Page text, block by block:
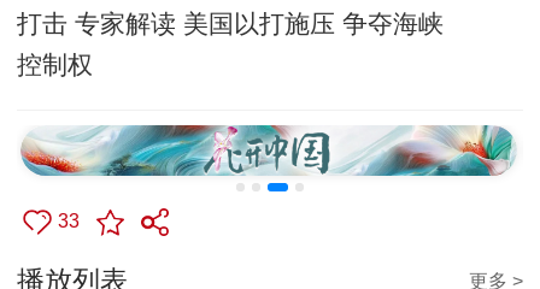
打击 专家解读 美国以打施压 争夺海峡
控制权
33
播放列表 更多 >